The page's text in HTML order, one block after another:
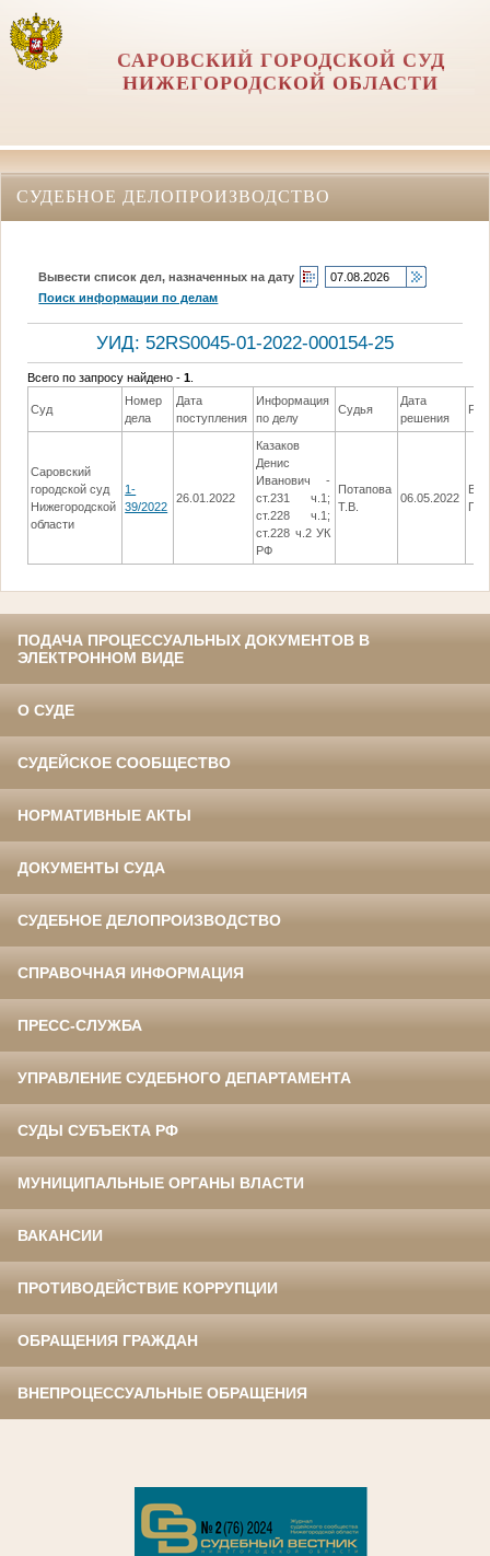
САРОВСКИЙ ГОРОДСКОЙ СУД
НИЖЕГОРОДСКОЙ ОБЛАСТИ
СУДЕБНОЕ ДЕЛОПРОИЗВОДСТВО
Вывести список дел, назначенных на дату
Поиск информации по делам
УИД: 52RS0045-01-2022-000154-25
Всего по запросу найдено -1
Суд
Номер
дела
Дата
поступления
Информация
по делу
Судья
Дата
решения
Саровский
городской суд
Нижегородской
области
1-
39/2022
26.01.2022
Казаков
Денис
Иванович -
ст.231 ч.1;
ст.228 ч.1;
ст.228 ч.2 УК
РФ
Потапова
Т.В.
06.05.2022
ПОДАЧА ПРОЦЕССУАЛЬНЫХ ДОКУМЕНТОВ В
ЭЛЕКТРОННОМ ВИДЕ
О СУДЕ
СУДЕЙСКОЕ СООБЩЕСТВО
НОРМАТИВНЫЕ АКТЫ
ДОКУМЕНТЫ СУДА
СУДЕБНОЕ ДЕЛОПРОИЗВОДСТВО
СПРАВОЧНАЯ ИНФОРМАЦИЯ
ПРЕСС-СЛУЖБА
УПРАВЛЕНИЕ СУДЕБНОГО ДЕПАРТАМЕНТА
СУДЫ СУБЪЕКТА РФ
МУНИЦИПАЛЬНЫЕ ОРГАНЫ ВЛАСТИ
ВАКАНСИИ
ПРОТИВОДЕЙСТВИЕ КОРРУПЦИИ
ОБРАЩЕНИЯ ГРАЖДАН
ВНЕПРОЦЕССУАЛЬНЫЕ ОБРАЩЕНИЯ